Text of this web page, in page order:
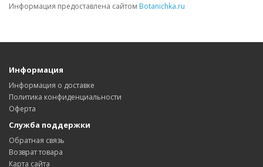
Информация предоставлена сайтом Botanichka.ru
Информация
Информация о доставке
Политика конфиденциальности
Оферта
Служба поддержки
Обратная связь
Возврат товара
Карта сайта